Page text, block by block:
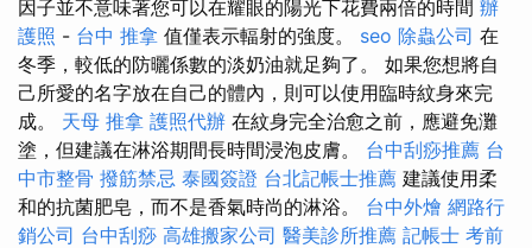
因子並不意味著您可以在耀眼的陽光下花費兩倍的時間 辦
護照 - 台中 推拿 值僅表示輻射的強度。 seo 除蟲公司 在
冬季，較低的防曬係數的淡奶油就足夠了。 如果您想將自
己所愛的名字放在自己的體內，則可以使用臨時紋身來完
成。 天母 推拿 護照代辦 在紋身完全治愈之前，應避免灘
塗，但建議在淋浴期間長時間浸泡皮膚。 台中刮痧推薦 台
中市整骨 撥筋禁忌 泰國簽證 台北記帳士推薦 建議使用柔
和的抗菌肥皂，而不是香氣時尚的淋浴。 台中外燴 網路行
銷公司 台中刮痧 高雄搬家公司 醫美診所推薦 記帳士 考前